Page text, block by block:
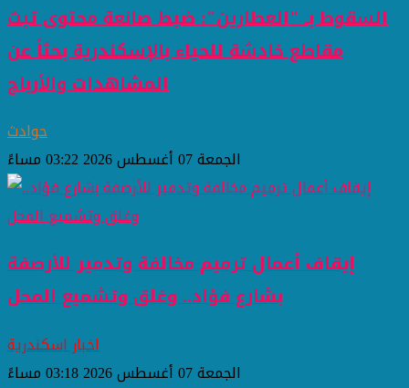
السقوط بـ "العطارين": ضبط صانعة محتوى تبث
مقاطع خادشة للحياء بالإسكندرية بحثاً عن
المشاهدات والأرباح
حوادث
الجمعة 07 أغسطس 2026 03:22 مساءً
إيقاف أعمال ترميم مخالفة وتدمير للأرصفة
بشارع فؤاد.. وغلق وتشميع المحل
اخبار اسكندرية
الجمعة 07 أغسطس 2026 03:18 مساءً